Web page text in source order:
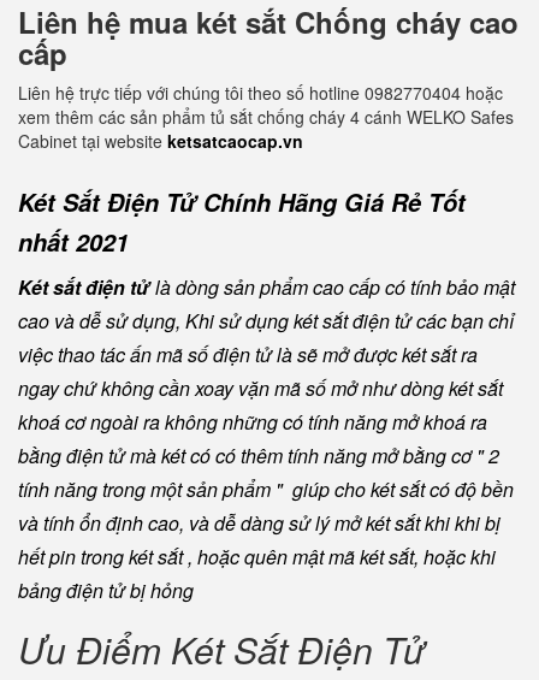
Liên hệ mua két sắt Chống cháy cao
cấp
Liên hệ trực tiếp với chúng tôi theo số hotline 0982770404 hoặc
xem thêm các sản phẩm tủ sắt chống cháy 4 cánh WELKO Safes
Cabinet tại website ketsatcaocap.vn
Két Sắt Điện Tử Chính Hãng Giá Rẻ Tốt
nhất 2021
Két sắt điện tửlà dòng sản phẩm cao cấp có tính bảo mật
cao và dễ sử dụng, Khi sử dụng két sắt điện tử các bạn chỉ
việc thao tác ấn mã số điện tử là sẽ mở được két sắt ra
ngay chứ không cần xoay vặn mã số mở như dòng két sắt
khoá cơ ngoài ra không những có tính năng mở khoá ra
bằng điện tử mà két có có thêm tính năng mở bằng cơ " 2
tính năng trong một sản phẩm " giúp cho két sắt có độ bền
và tính ổn định cao, và dễ dàng sử lý mở két sắt khi khi bị
hết pin trong két sắt , hoặc quên mật mã két sắt, hoặc khi
bảng điện tử bị hỏng
Ưu Điểm Két Sắt Điện Tử